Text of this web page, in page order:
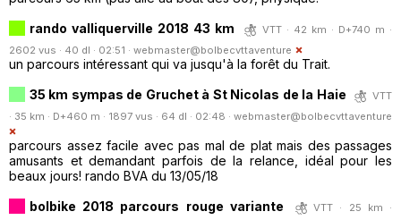
rando valliquerville 2018 43 km
VTT · 42 km · D+740 m ·
2602 vus · 40 dl · 02:51 · webmaster@bolbecvttaventure
un parcours intéressant qui va jusqu'à la forêt du Trait.
35 km sympas de Gruchet à St Nicolas de la Haie
VTT
· 35 km · D+460 m · 1897 vus · 64 dl · 02:48 · webmaster@bolbecvttaventure
parcours assez facile avec pas mal de plat mais des passages
amusants et demandant parfois de la relance, idéal pour les
beaux jours! rando BVA du 13/05/18
bolbike 2018 parcours rouge variante
VTT · 25 km ·